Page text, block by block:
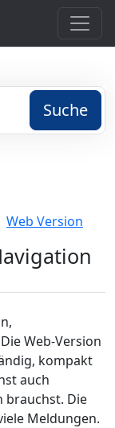
Suche
Web Version
Web-Version
kompakt
auch
brauchst. Die
Meldungen.